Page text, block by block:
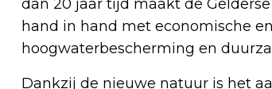
dan 20 jaar tijd maakt de
hand in hand met economische
hoogwaterbescherming en
Dankzij de nieuwe natuur is het